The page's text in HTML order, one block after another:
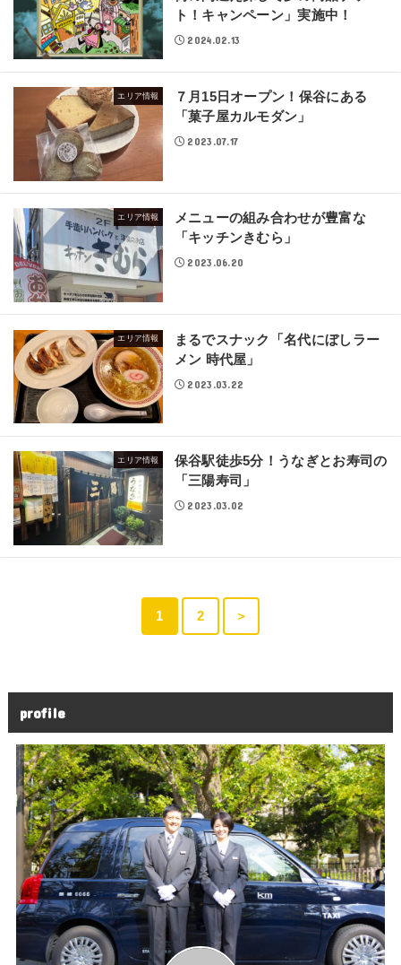
ト！キャンペーン」実施中！
2024.02.13
エリア情報
７月15日オープン！保谷にある
「菓子屋カルモダン」
2023.07.17
エリア情報
メニューの組み合わせが豊富な
「キッチンきむら」
2023.06.20
エリア情報
まるでスナック「名代にぼしラー
メン 時代屋」
2023.03.22
エリア情報
保谷駅徒歩5分！うなぎとお寿司の
「三陽寿司」
2023.03.02
1 2 ＞
profile